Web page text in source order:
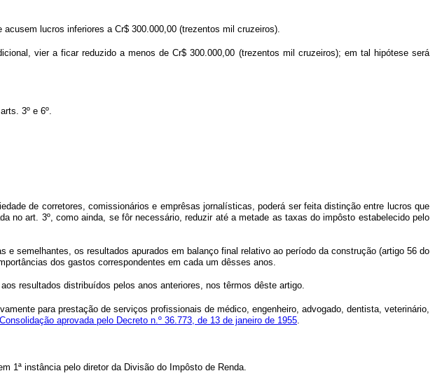
lucros inferiores a Cr$ 300.000,00 (trezentos mil cruzeiros).
vier a ficar reduzido a menos de Cr$ 300.000,00 (trezentos mil cruzeiros); em tal hipótese será
3º e 6º.
de corretores, comissionários e emprêsas jornalísticas, poderá ser feita distinção entre lucros que
no art. 3º, como ainda, se fôr necessário, reduzir até a metade as taxas do impôsto estabelecido pelo
semelhantes, os resultados apurados em balanço final relativo ao período da construção (artigo 56 do
dos gastos correspondentes em cada um dêsses anos.
resultados distribuídos pelos anos anteriores, nos têrmos dêste artigo.
para prestação de serviços profissionais de médico, engenheiro, advogado, dentista, veterinário,
aprovada pelo Decreto n.º 36.773, de 13 de janeiro de 1955.
1ª instância pelo diretor da Divisão do Impôsto de Renda.